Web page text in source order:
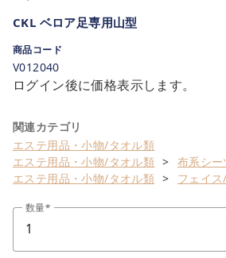
CKL ベロア足専用山型
商品コード
V012040
ログイン後に価格表示します。
関連カテゴリ
エステ用品・小物/タオル類
エステ用品・小物/タオル類
布系シ
エステ用品・小物/タオル類
フェイ
数量